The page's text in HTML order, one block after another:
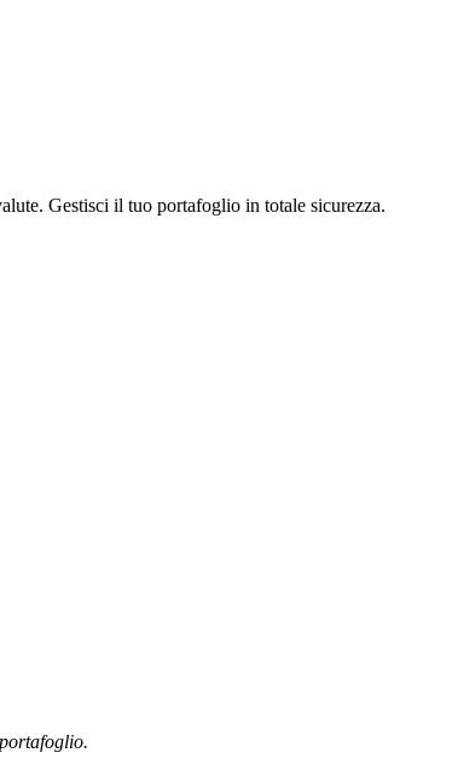
Gestisci il tuo portafoglio in totale sicurezza.